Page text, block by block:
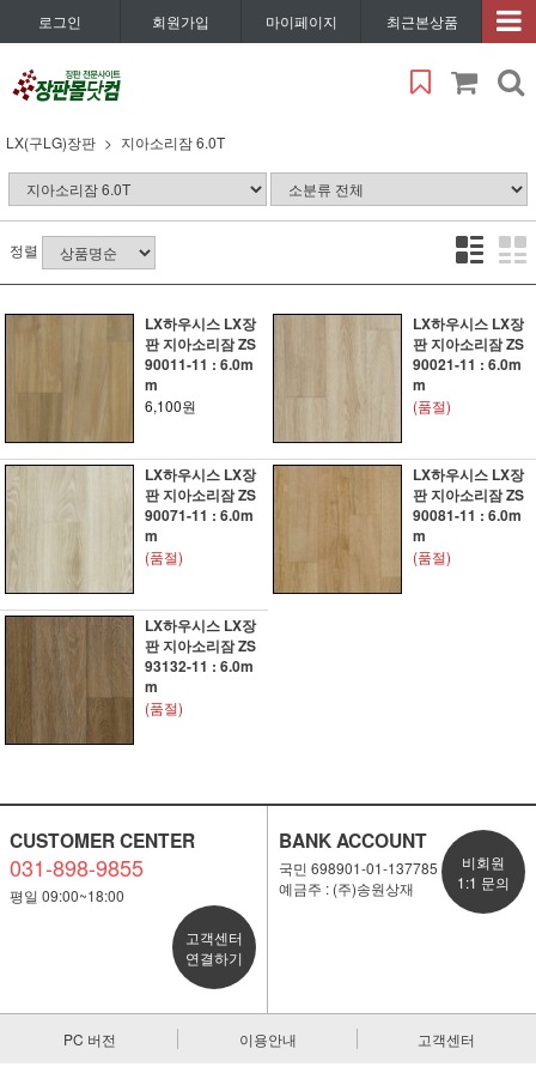
로그인 회원가입 마이페이지 최근본상품
LX(구LG)장판 지아소리잠 6.0T
정렬
LX하우시스 LX장
판 지아소리잠 ZS
90011-11 : 6.0m
m
6,100원
LX하우시스 LX장
판 지아소리잠 ZS
90021-11 : 6.0m
m
(품절)
LX하우시스 LX장
판 지아소리잠 ZS
90071-11 : 6.0m
m
(품절)
LX하우시스 LX장
판 지아소리잠 ZS
90081-11 : 6.0m
m
(품절)
LX하우시스 LX장
판 지아소리잠 ZS
93132-11 : 6.0m
m
(품절)
CUSTOMER CENTER
031-898-9855
평일 09:00~18:00
고객센터
연결하기
BANK ACCOUNT
국민 698901-01-137785
예금주 : (주)송원상재
비회원
1:1 문의
PC 버전 이용안내 고객센터